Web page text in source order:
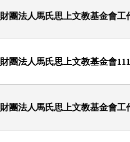
財團法人馬氏思上文教基金會工
財團法人馬氏思上文教基金會
財團法人馬氏思上文教基金會工